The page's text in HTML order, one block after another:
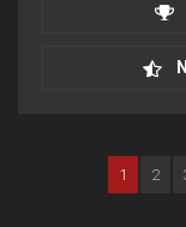
1 2